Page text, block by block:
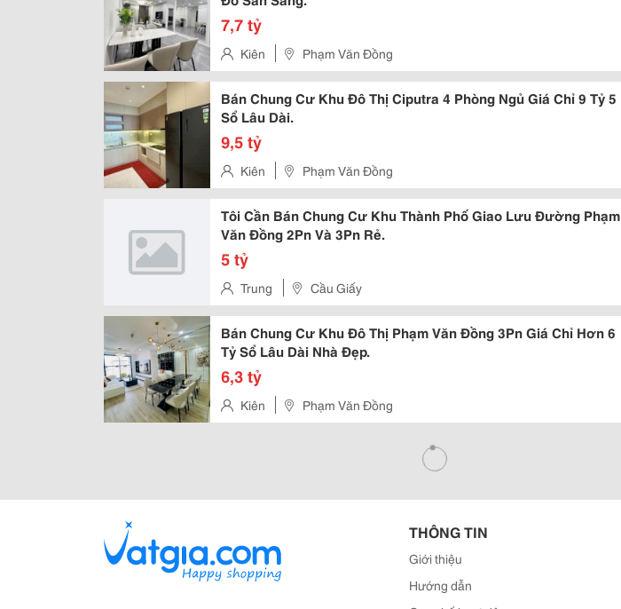
7,7 tỷ
Kiên Phạm Văn Đồng
Bán Chung Cư Khu Đô Thị Ciputra 4 Phòng Ngủ Giá Chỉ 9 Tỷ 5
Sổ Lâu Dài.
9,5 tỷ
Kiên Phạm Văn Đồng
Tôi Cần Bán Chung Cư Khu Thành Phố Giao Lưu Đường Phạm
Văn Đồng 2Pn Và 3Pn Rẻ.
5 tỷ
Trung Cầu Giấy
Bán Chung Cư Khu Đô Thị Phạm Văn Đồng 3Pn Giá Chỉ Hơn 6
Tỷ Sổ Lâu Dài Nhà Đẹp.
6,3 tỷ
Kiên Phạm Văn Đồng
THÔNG TIN
Giới thiệu
Hướng dẫn